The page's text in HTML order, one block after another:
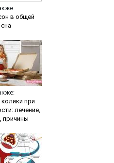
в общей
при
лечение,
причины